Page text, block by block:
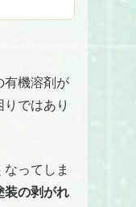
有機溶剤が
ではあり
ってしま
装の剥がれ